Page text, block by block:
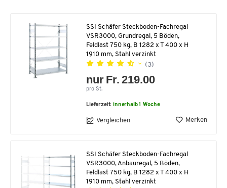
SSI Schäfer Steckboden-Fachregal
VSR3000, Grundregal, 5 Böden,
Feldlast 750 kg, B 1282 x T 400 x H
1910 mm, Stahl verzinkt
(3)
nur Fr. 219.00
pro St.
Lieferzeit:innerhalb 1 Woche
Vergleichen Merken
SSI Schäfer Steckboden-Fachregal
VSR3000, Anbauregal, 5 Böden,
Feldlast 750 kg, B 1282 x T 400 x H
1910 mm, Stahl verzinkt